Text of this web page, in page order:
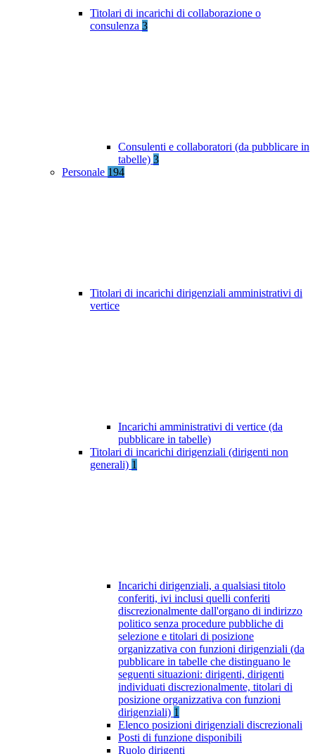
Titolari di incarichi di collaborazione o
consulenza 3
Consulenti e collaboratori (da pubblicare in
tabelle) 3
Personale 194
Titolari di incarichi dirigenziali amministrativi di
vertice
Incarichi amministrativi di vertice (da
pubblicare in tabelle)
Titolari di incarichi dirigenziali (dirigenti non
generali) 1
Incarichi dirigenziali, a qualsiasi titolo
conferiti, ivi inclusi quelli conferiti
discrezionalmente dall'organo di indirizzo
politico senza procedure pubbliche di
selezione e titolari di posizione
organizzativa con funzioni dirigenziali (da
pubblicare in tabelle che distinguano le
seguenti situazioni: dirigenti, dirigenti
individuati discrezionalmente, titolari di
posizione organizzativa con funzioni
dirigenziali) 1
Elenco posizioni dirigenziali discrezionali
Posti di funzione disponibili
Ruolo dirigenti